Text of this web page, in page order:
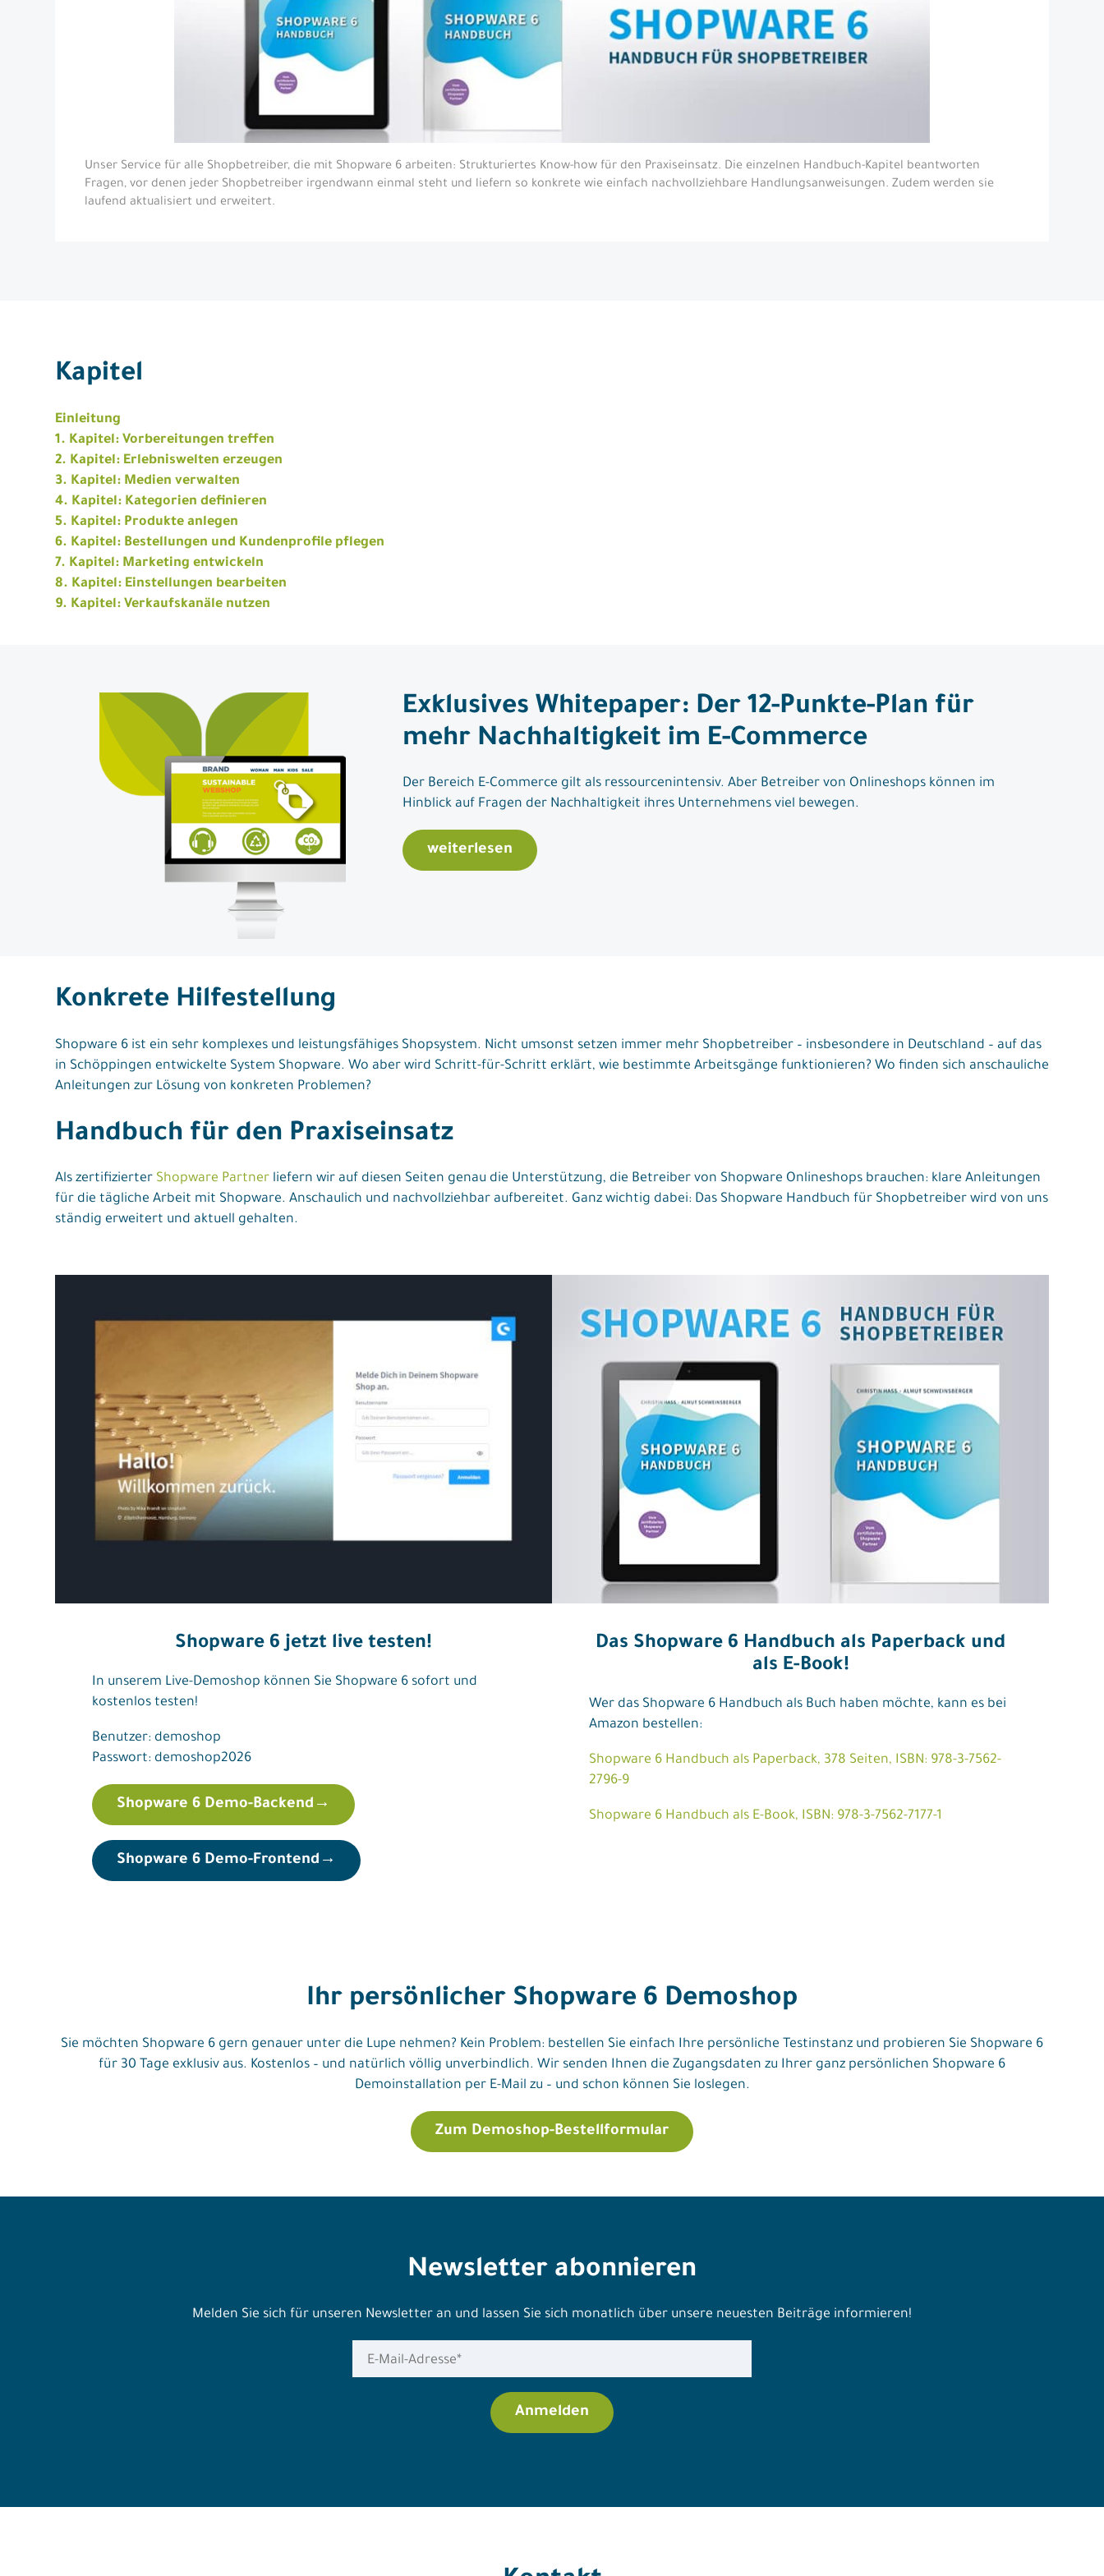
Agentur
Unser Service für alle Shopbetreiber, die mit Shopware 6 arbeiten: Strukturiertes Know-how für den Praxiseinsatz. Die einzelnen Handbuch-Kapitel beantworten
Fragen, vor denen jeder Shopbetreiber irgendwann einmal steht und liefern so konkrete wie einfach nachvollziehbare Handlungsanweisungen. Zudem werden sie
laufend aktualisiert und erweitert.
Kapitel
Einleitung
1. Kapitel: Vorbereitungen treffen
2. Kapitel: Erlebniswelten erzeugen
3. Kapitel: Medien verwalten
4. Kapitel: Kategorien definieren
5. Kapitel: Produkte anlegen
6. Kapitel: Bestellungen und Kundenprofile pflegen
7. Kapitel: Marketing entwickeln
8. Kapitel: Einstellungen bearbeiten
9. Kapitel: Verkaufskanäle nutzen
Exklusives Whitepaper: Der 12-Punkte-Plan für
mehr Nachhaltigkeit im E-Commerce
Der Bereich E-Commerce gilt als ressourcenintensiv. Aber Betreiber von Onlineshops können im
Hinblick auf Fragen der Nachhaltigkeit ihres Unternehmens viel bewegen.
weiterlesen
Konkrete Hilfestellung
Shopware 6 ist ein sehr komplexes und leistungsfähiges Shopsystem. Nicht umsonst setzen immer mehr Shopbetreiber – insbesondere in Deutschland – auf das
in Schöppingen entwickelte System Shopware. Wo aber wird Schritt-für-Schritt erklärt, wie bestimmte Arbeitsgänge funktionieren? Wo finden sich anschauliche
Anleitungen zur Lösung von konkreten Problemen?
Handbuch für den Praxiseinsatz
Als zertifizierter Shopware Partner liefern wir auf diesen Seiten genau die Unterstützung, die Betreiber von Shopware Onlineshops brauchen: klare Anleitungen
für die tägliche Arbeit mit Shopware. Anschaulich und nachvollziehbar aufbereitet. Ganz wichtig dabei: Das Shopware Handbuch für Shopbetreiber wird von uns
ständig erweitert und aktuell gehalten.
Shopware 6 jetzt live testen!
In unserem Live-Demoshop können Sie Shopware 6 sofort und
kostenlos testen!
Benutzer: demoshop
Passwort: demoshop2026
Shopware 6 Demo-Backend →
Shopware 6 Demo-Frontend →
Das Shopware 6 Handbuch als Paperback und
als E-Book!
Wer das Shopware 6 Handbuch als Buch haben möchte, kann es bei
Amazon bestellen:
Shopware 6 Handbuch als Paperback, 378 Seiten, ISBN: 978-3-7562-
2796-9
Shopware 6 Handbuch als E-Book, ISBN: 978-3-7562-7177-1
Ihr persönlicher Shopware 6 Demoshop
Sie möchten Shopware 6 gern genauer unter die Lupe nehmen? Kein Problem: bestellen Sie einfach Ihre persönliche Testinstanz und probieren Sie Shopware 6
für 30 Tage exklusiv aus. Kostenlos – und natürlich völlig unverbindlich. Wir senden Ihnen die Zugangsdaten zu Ihrer ganz persönlichen Shopware 6
Demoinstallation per E-Mail zu – und schon können Sie loslegen.
Zum Demoshop-Bestellformular
Newsletter abonnieren
Melden Sie sich für unseren Newsletter an und lassen Sie sich monatlich über unsere neuesten Beiträge informieren!